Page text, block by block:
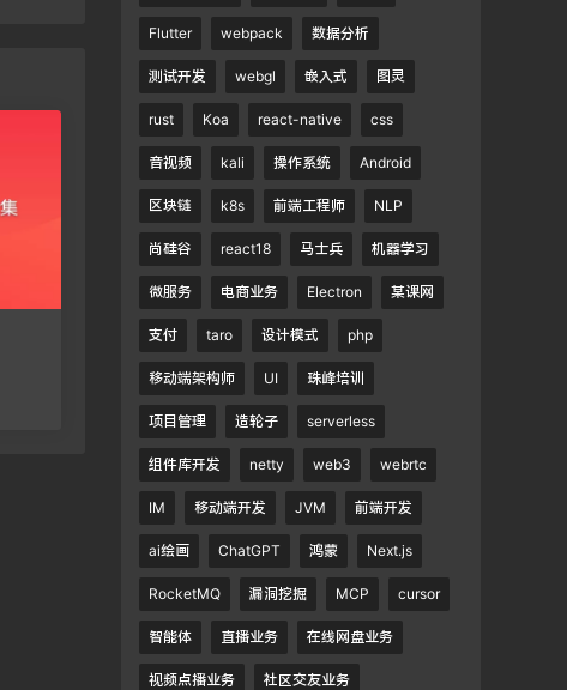
Flutter webpack 数据分析
测试开发 webgl 嵌入式 图灵
rust Koa react-native css
音视频 kali 操作系统 Android
区块链 k8s 前端工程师 NLP
尚硅谷 react18 马士兵 机器学习
微服务 电商业务 Electron 某课网
支付 taro 设计模式 php
移动端架构师 UI 珠峰培训
项目管理 造轮子 serverless
组件库开发 netty web3 webrtc
IM 移动端开发 JVM 前端开发
ai绘画 ChatGPT 鸿蒙 Next.js
RocketMQ 漏洞挖掘 MCP cursor
智能体 直播业务 在线网盘业务
视频点播业务 社区交友业务